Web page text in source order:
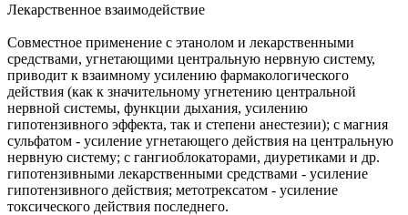
Лекарственное взаимодействие
Совместное применение с этанолом и лекарственными
средствами, угнетающими центральную нервную систему,
приводит к взаимному усилению фармакологического
действия (как к значительному угнетению центральной
нервной системы, функции дыхания, усилению
гипотензивного эффекта, так и степени анестезии); с магния
сульфатом - усиление угнетающего действия на центральную
нервную систему; с гангиоблокаторами, диуретиками и др.
гипотензивными лекарственными средствами - усиление
гипотензивного действия; метотрексатом - усиление
токсического действия последнего.